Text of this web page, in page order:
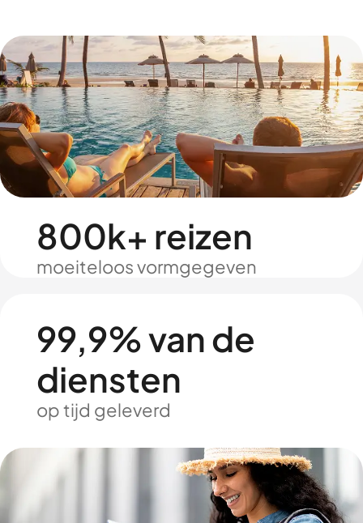
800k+ reizen
moeiteloos vormgegeven
99,9% van de
diensten
op tijd geleverd